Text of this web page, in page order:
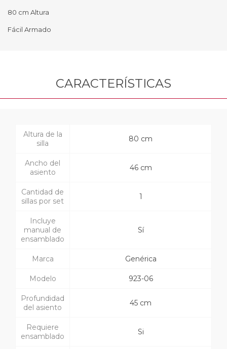
80 cm Altura
Fácil Armado
CARACTERÍSTICAS
Altura de la
silla
80 cm
Ancho del
asiento
46 cm
Cantidad de
sillas por set
1
Incluye
manual de
ensamblado
Sí
Marca Genérica
Modelo 923-06
Profundidad
del asiento
45 cm
Requiere
ensamblado
Si